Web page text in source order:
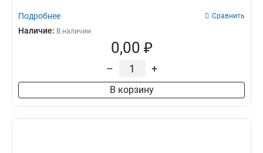
Подробнее Сравнить
Наличие: В наличии
0,00 ₽
– +
В корзину